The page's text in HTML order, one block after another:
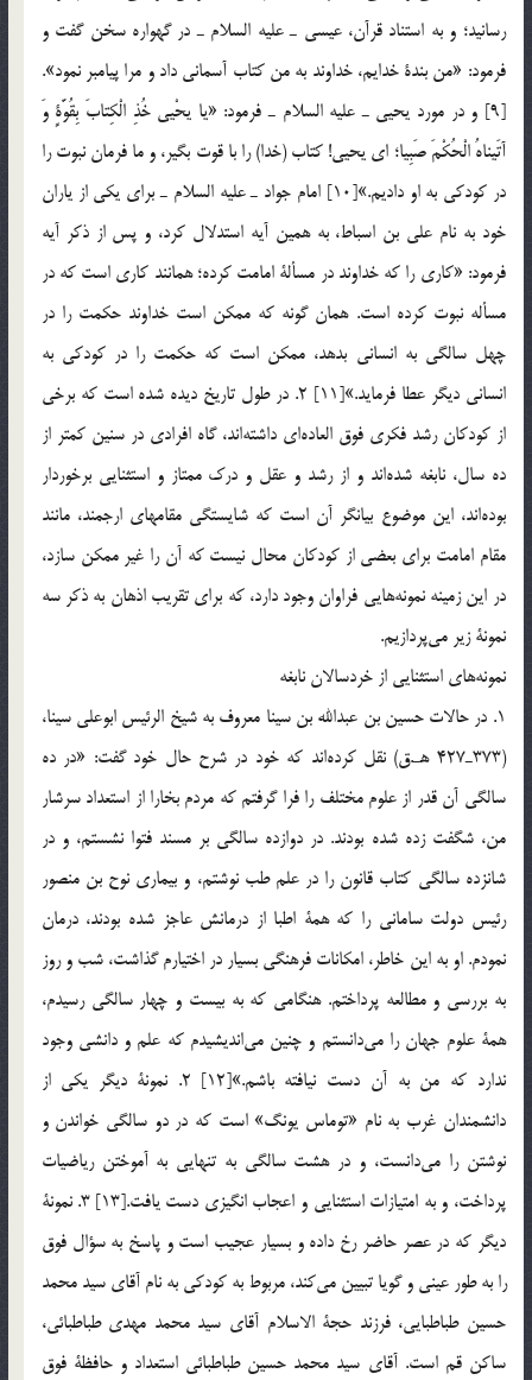
رسانيد؛ و به استناد قرآن، عيسي ـ عليه السلام ـ در گهواره سخن گفت و
فرمود: «من بندة خدايم، خداوند به من كتاب آسماني داد و مرا پيامبر نمود».
[9] و در مورد يحيي ـ عليه السلام ـ فرمود: «يا يحْيى خُذِ الْكِتابَ بِقُوَّةٍ وَ
آتَيناهُ الْحُكْمَ صَبِيا؛ اي يحيي! كتاب (خدا) را با قوت بگير، و ما فرمان نبوت را
در كودكي به او داديم.»[10] امام جواد ـ عليه السلام ـ براي يكي از ياران
خود به نام علي بن اسباط، به همين آيه استدلال كرد، و پس از ذكر آيه
فرمود: «كاري را كه خداوند در مسألة امامت كرده؛ همانند كاري است كه در
مسأله نبوت كرده است. همان گونه كه ممكن است خداوند حكمت را در
چهل سالگي به انساني بدهد، ممكن است كه حكمت را در كودكي به
انساني ديگر عطا فرمايد.»[11] 2. در طول تاريخ ديده شده است كه برخي
از كودكان رشد فكري فوق العاده‎اي داشته‎اند، گاه افرادي در سنين كمتر از
ده سال، نابغه شده‎اند و از رشد و عقل و درك ممتاز و استثنايي برخوردار
بوده‎اند، اين موضوع بيانگر آن است كه شايستگي مقامهاي ارجمند، مانند
مقام امامت براي بعضي از كودكان محال نيست كه آن را غير ممكن سازد،
در اين زمينه نمونه‎هايي فراوان وجود دارد، كه براي تقريب اذهان به ذكر سه
نمونة زير مي‎پردازيم.
نمونه‎هاي استثنايي از خردسالان نابغه
1. در حالات حسين بن عبدالله بن سينا معروف به شيخ الرئيس ابوعلي سينا،
(373ـ427 هـ.ق) نقل كرده‎اند كه خود در شرح حال خود گفت: «در ده
سالگي آن قدر از علوم مختلف را فرا گرفتم كه مردم بخارا از استعداد سرشار
من، شگفت زده شده بودند. در دوازده سالگي بر مسند فتوا نشستم، و در
شانزده سالگي كتاب قانون را در علم طب نوشتم، و بيماري نوح بن منصور
رئيس دولت ساماني را كه همة اطبا از درمانش عاجز شده بودند، درمان
نمودم. او به اين خاطر، امكانات فرهنگي بسيار در اختيارم گذاشت، شب و روز
به بررسي و مطالعه پرداختم. هنگامي كه به بيست و چهار سالگي رسيدم،
همة علوم جهان را مي‎دانستم و چنين مي‎انديشيدم كه علم و دانشي وجود
ندارد كه من به آن دست نيافته باشم.»[12] 2. نمونة ديگر يكي از
دانشمندان غرب به نام «توماس يونگ» است كه در دو سالگي خواندن و
نوشتن را مي‎دانست، و در هشت سالگي به تنهايي به آموختن رياضيات
پرداخت، و به امتيازات استثنايي و اعجاب انگيزي دست يافت.[13] 3. نمونة
ديگر كه در عصر حاضر رخ داده و بسيار عجيب است و پاسخ به سؤال فوق
را به طور عيني و گويا تبيين مي‎كند، مربوط به كودكي به نام آقاي سيد محمد
حسين طباطبايي، فرزند حجة الاسلام آقاي سيد محمد مهدي طباطبائي،
ساكن قم است. آقاي سيد محمد حسين طباطبائي استعداد و حافظة فوق